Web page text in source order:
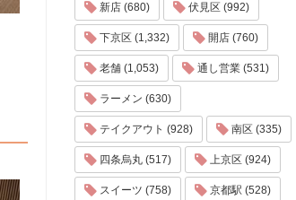
新店 (680) 伏見区 (992)
下京区 (1,332) 開店 (760)
老舗 (1,053) 通し営業 (531)
ラーメン (630)
テイクアウト (928) 南区 (335)
四条烏丸 (517) 上京区 (924)
スイーツ (758) 京都駅 (528)